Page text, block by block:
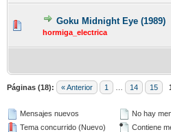
Goku Midnight Eye (1989)
hormiga_electrica
Páginas (18): « Anterior 1 14 15
Mensajes nuevos
Tema concurrido (Nuevo)
No hay
Contiene